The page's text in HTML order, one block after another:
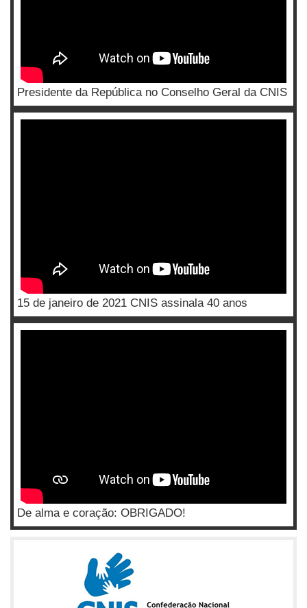
Presidente da República no Conselho Geral da CNIS
15 de janeiro de 2021 CNIS assinala 40 anos
De alma e coração: OBRIGADO!